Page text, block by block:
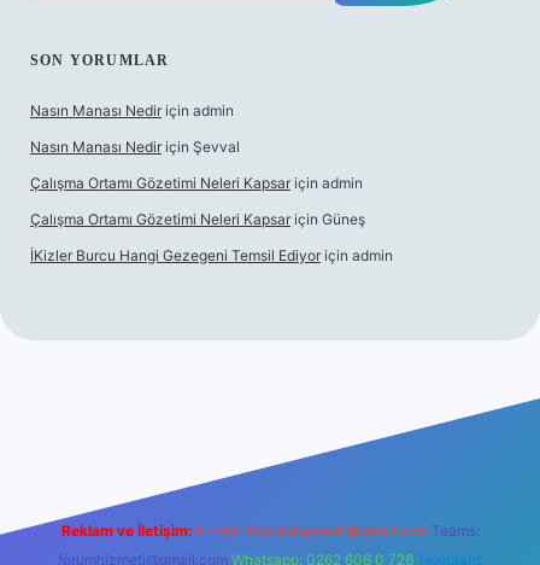
SON YORUMLAR
Nasın Manası Nedir için admin
Nasın Manası Nedir için Şevval
Çalışma Ortamı Gözetimi Neleri Kapsar için admin
Çalışma Ortamı Gözetimi Neleri Kapsar için Güneş
İKizler Burcu Hangi Gezegeni Temsil Ediyor için admin
Reklam ve İletişim: E-mail: backlinkpaneli@gmail.com Teams:
forumhizmeti@gmail.com Whatsapp: 0262 606 0 726 Telegram: